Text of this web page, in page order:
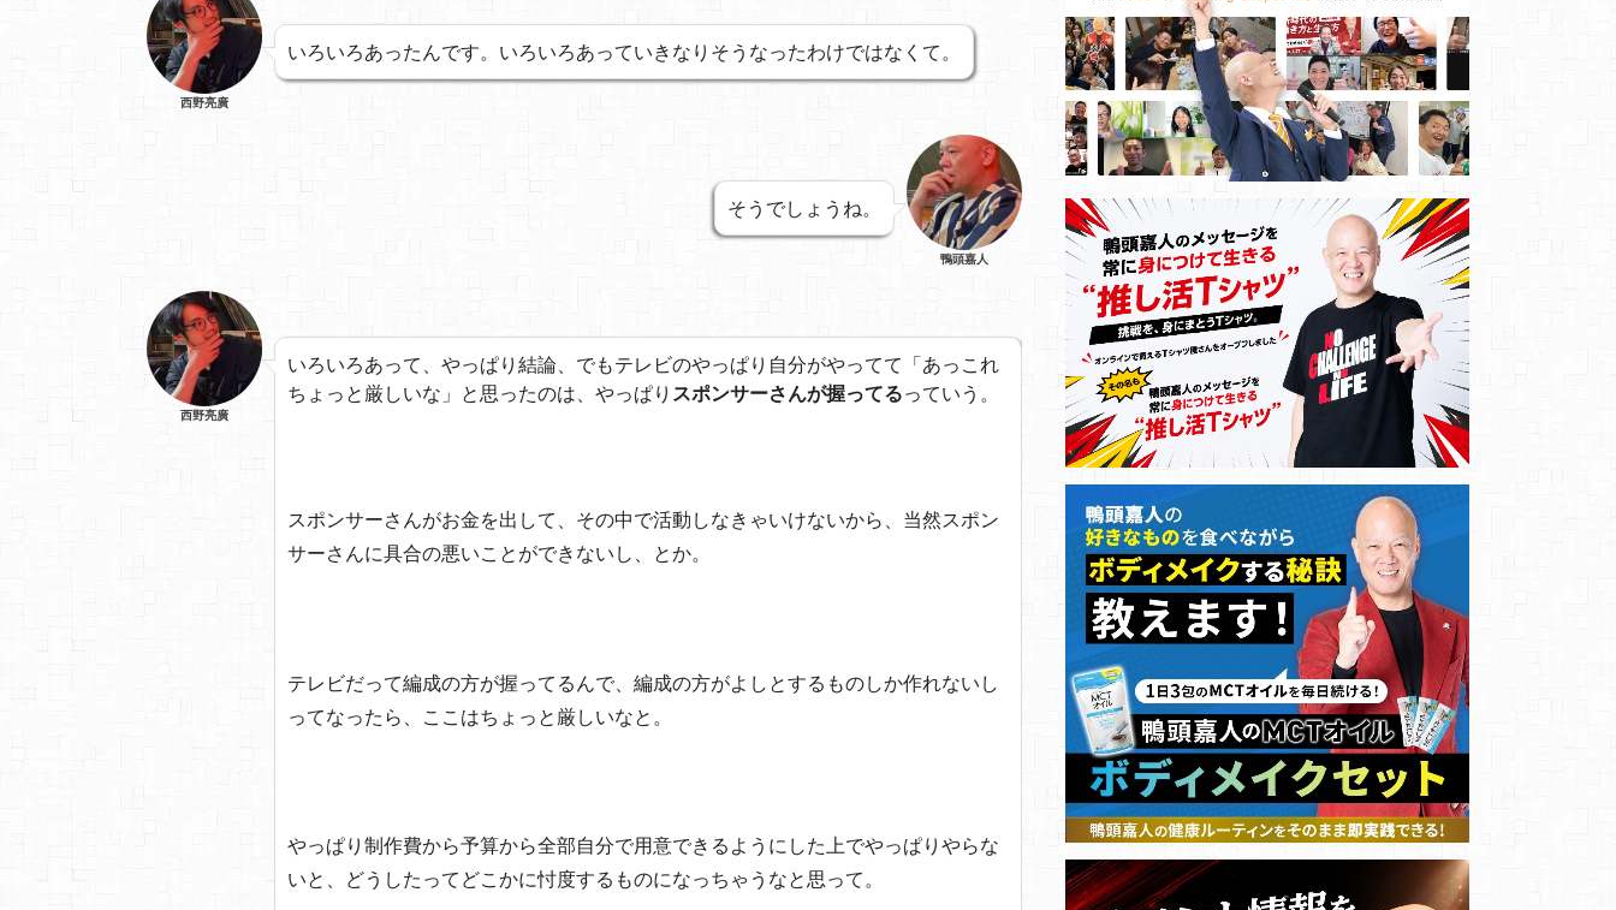
西野亮廣
いろいろあったんです。いろいろあっていきなりそうなったわけではなくて。
そうでしょうね。
鴨頭嘉人
西野亮廣
いろいろあって、やっぱり結論、でもテレビのやっぱり自分がやってて「あっこれ
ちょっと厳しいな」と思ったのは、やっぱり スポンサーさんが握ってるっていう。
スポンサーさんがお金を出して、その中で活動しなきゃいけないから、当然スポン
サーさんに具合の悪いことができないし、とか。
テレビだって編成の方が握ってるんで、編成の方がよしとするものしか作れないし
ってなったら、ここはちょっと厳しいなと。
やっぱり制作費から予算から全部自分で用意できるようにした上でやっぱりやらな
いと、どうしたってどこかに忖度するものになっちゃうなと思って。